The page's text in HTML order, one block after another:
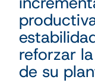
reforzar
de su